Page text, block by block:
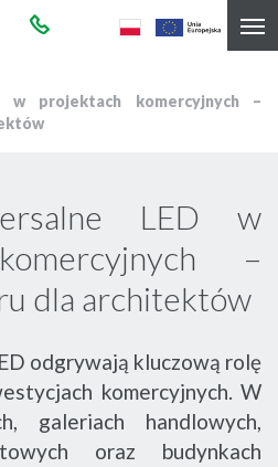
w projektach komercyjnych –
LED w
–
dla architektów
odgrywają kluczową rolę
komercyjnych. W
galeriach handlowych,
oraz budynkach